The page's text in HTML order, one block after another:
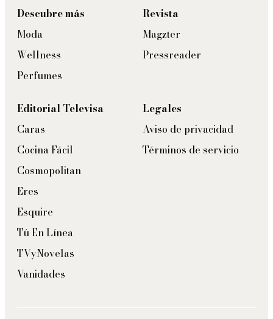
Descubre más
Moda
Wellness
Perfumes
Revista
Magzter
Pressreader
Editorial Televisa
Caras
Cocina Fácil
Cosmopolitan
Eres
Esquire
Tú En Línea
TVyNovelas
Vanidades
Legales
Aviso de privacidad
Términos de servicio